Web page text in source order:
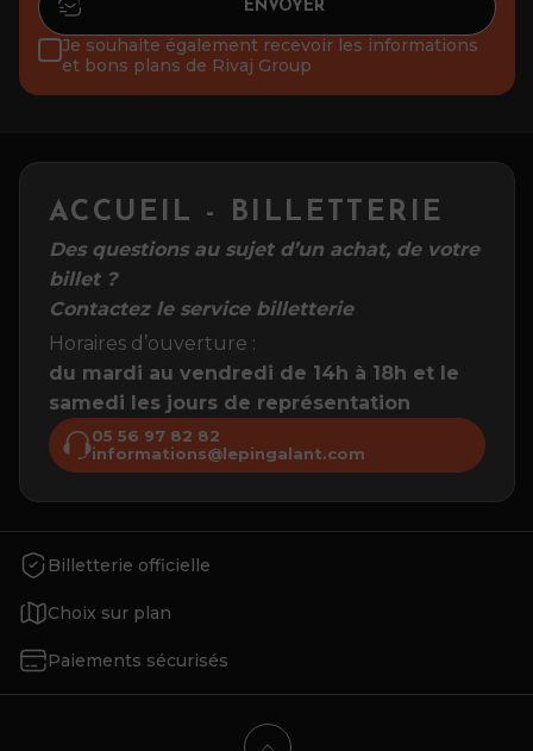
Je souhaite également recevoir les informations
et bons plans de Rivaj Group
ACCUEIL - BILLETTERIE
Des questions au sujet d’un achat, de votre
billet ?
Contactez le service billetterie
Horaires d’ouverture :
du mardi au vendredi de 14h à 18h et le
samedi les jours de représentation
05 56 97 82 82
informations@lepingalant.com
Billetterie officielle
Choix sur plan
Paiements sécurisés